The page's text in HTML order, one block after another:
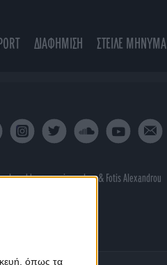
όπως τα
ΔΙΑΦΗΜΙΣΗ ΣΤΕΙΛΕ ΜΗΝΥΜΑ
byporcupine colors& Fotis Alexandrou